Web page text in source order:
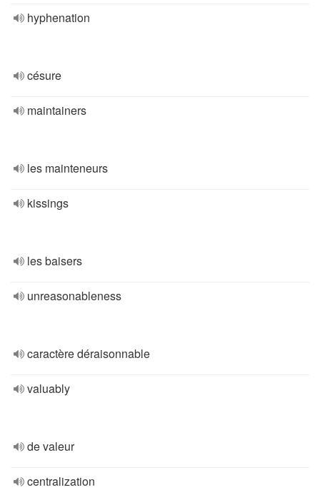
hyphenation
césure
maintainers
les mainteneurs
kissings
les baisers
unreasonableness
caractère déraisonnable
valuably
de valeur
centralization